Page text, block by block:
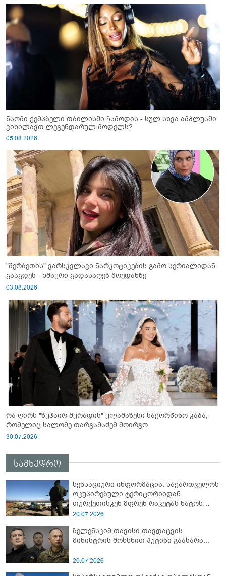
ნაომი ქემპბელი თბილისში ჩამოდის - სულ სხვა ამპლუაში
ვიხილავთ ლეგენდარულ მოდელს?
05.08.2026
"შერბეთის" ვარსკვლავი ნარკოტიკების გამო სერიალიდან
გააგდეს - ხმაური გადასაღებ მოედანზე
03.08.2026
რა ღირს "ზუჰაირ მურადის" ულამაზესი საქორწინო კაბა,
რომელიც სალომე თარგამაძემ მოირგო
30.07.2026
სამხედრო
სენსაციური ინფორმაცია: საქართველოს
ოკუპირებული ტერიტორიიდან
თურქეთისკენ მფრენ რაკეტას ნატოს
სამიტი კინაღამ ჩაუშლია
20.07.2026
ზელენსკიმ თავისი თავდაცვის
მინისტრის მოხსნით პუტინი გაახარა...
20.07.2026